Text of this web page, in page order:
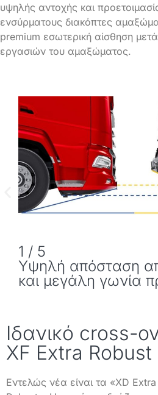
υψηλής αντοχής και
ενσύρματους διακόπτες
premium εσωτερική αίσθηση
εργασιών του αμαξώματος.
1 / 5
Υψηλή απόσταση
και μεγάλη γωνία
Ιδανικό cross-
XF Extra Robust
Εντελώς νέα είναι τα «XD